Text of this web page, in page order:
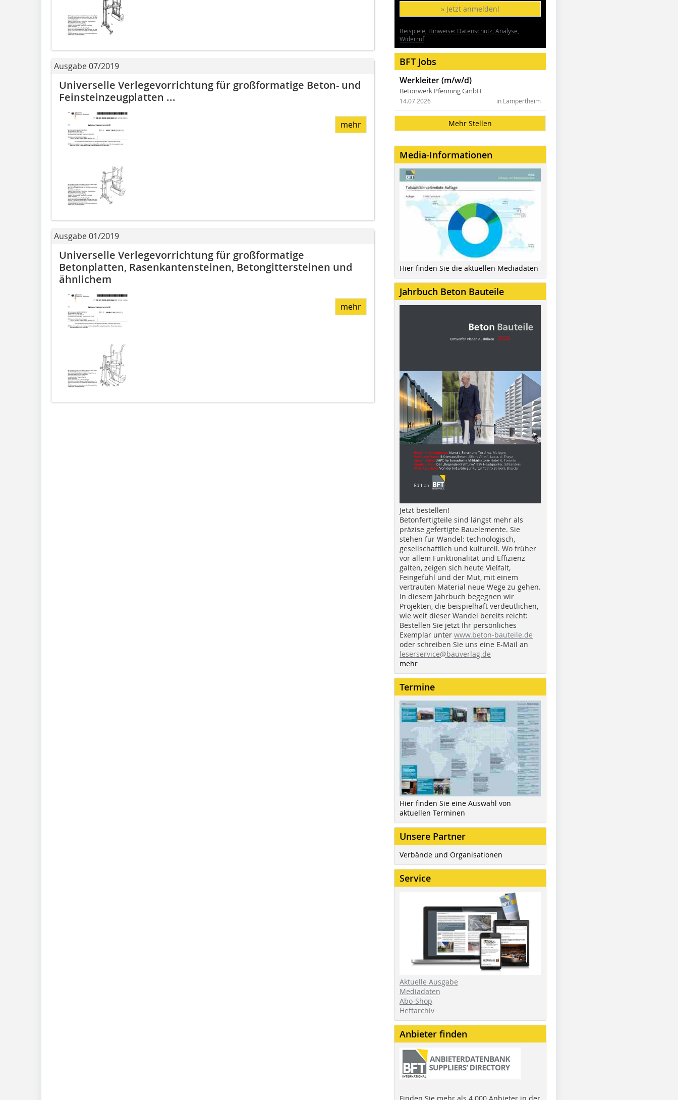
Ausgabe 07/2019
Universelle Verlegevorrichtung für großformatige Beton- und
Feinsteinzeugplatten ...
mehr
Ausgabe 01/2019
Universelle Verlegevorrichtung für großformatige
Betonplatten, Rasenkantensteinen, Betongittersteinen und
ähnlichem
mehr
» Jetzt anmelden!
Beispiele, Hinweise: Datenschutz, Analyse,
Widerruf
BFT Jobs
Werkleiter (m/w/d)
Betonwerk Pfenning GmbH
in Lampertheim
14.07.2026
Mehr Stellen
Media-Informationen
Hier finden Sie die aktuellen Mediadaten
Jahrbuch Beton Bauteile
Jetzt bestellen!
Betonfertigteile sind längst mehr als
präzise gefertigte Bauelemente. Sie
stehen für Wandel: technologisch,
gesellschaftlich und kulturell. Wo früher
vor allem Funktionalität und Effizienz
galten, zeigen sich heute Vielfalt,
Feingefühl und der Mut, mit einem
vertrauten Material neue Wege zu gehen.
In diesem Jahrbuch begegnen wir
Projekten, die beispielhaft verdeutlichen,
wie weit dieser Wandel bereits reicht:
Bestellen Sie jetzt Ihr persönliches
Exemplar unter www.beton-bauteile.de
oder schreiben Sie uns eine E-Mail an
leserservice@bauverlag.de
mehr
Termine
Hier finden Sie eine Auswahl von
aktuellen Terminen
Unsere Partner
Verbände und Organisationen
Service
Aktuelle Ausgabe
Mediadaten
Abo-Shop
Heftarchiv
Anbieter finden